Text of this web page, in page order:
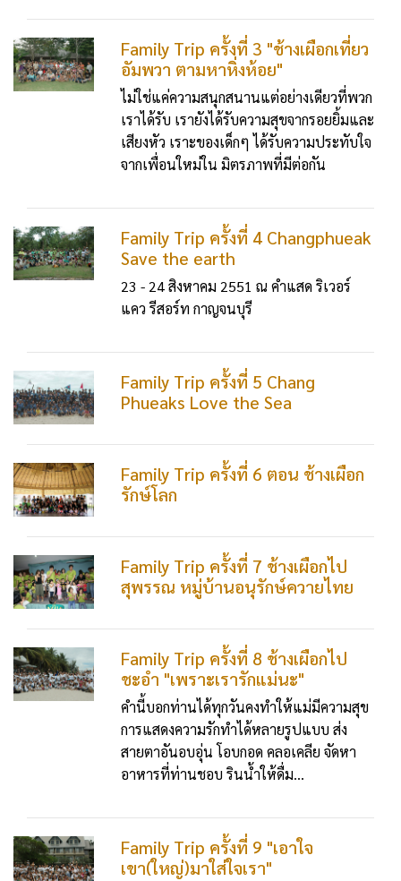
Family Trip ครั้งที่ 3 "ช้างเผือกเที่ยว
อัมพวา ตามหาหิ่งห้อย"
ไม่ใช่แค่ความสนุกสนานแต่อย่างเดียวที่พวก
เราได้รับ เรายังได้รับความสุขจากรอยยิ้มและ
เสียงหัว เราะของเด็กๆ ได้รับความประทับใจ
จากเพื่อนใหม่ใน มิตรภาพที่มีต่อกัน
Family Trip ครั้งที่ 4 Changphueak
Save the earth
23 - 24 สิงหาคม 2551 ณ คำแสด ริเวอร์
แคว รีสอร์ท กาญจนบุรี
Family Trip ครั้งที่ 5 Chang
Phueaks Love the Sea
Family Trip ครั้งที่ 6 ตอน ช้างเผือก
รักษ์โลก
Family Trip ครั้งที่ 7 ช้างเผือกไป
สุพรรณ หมู่บ้านอนุรักษ์ควายไทย
Family Trip ครั้งที่ 8 ช้างเผือกไป
ชะอำ "เพราะเรารักแม่นะ"
คำนี้บอกท่านได้ทุกวันคงทำให้แม่มีความสุข
การแสดงความรักทำได้หลายรูปแบบ ส่ง
สายตาอันอบอุ่น โอบกอด คลอเคลีย จัดหา
อาหารที่ท่านชอบ รินน้ำให้ดื่ม...
Family Trip ครั้งที่ 9 "เอาใจ
เขา(ใหญ่)มาใส่ใจเรา"